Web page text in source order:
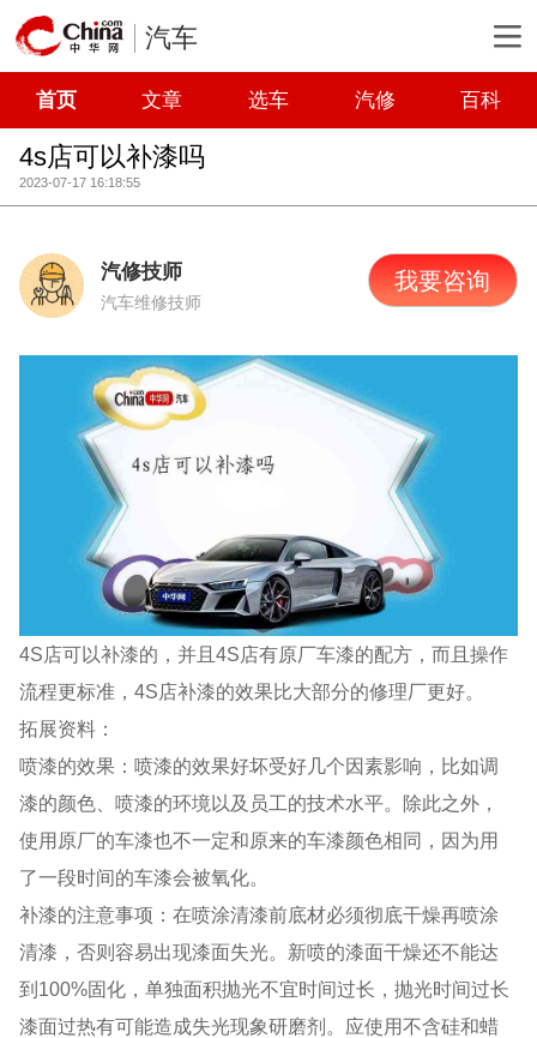
汽车
首页 文章 选车 汽修 百科
4s店可以补漆吗
2023-07-17 16:18:55
汽修技师
汽车维修技师
我要咨询
4S店可以补漆的，并且4S店有原厂车漆的配方，而且操作
流程更标准，4S店补漆的效果比大部分的修理厂更好。
拓展资料：
喷漆的效果：喷漆的效果好坏受好几个因素影响，比如调
漆的颜色、喷漆的环境以及员工的技术水平。除此之外，
使用原厂的车漆也不一定和原来的车漆颜色相同，因为用
了一段时间的车漆会被氧化。
补漆的注意事项：在喷涂清漆前底材必须彻底干燥再喷涂
清漆，否则容易出现漆面失光。新喷的漆面干燥还不能达
到100%固化，单独面积抛光不宜时间过长，抛光时间过长
漆面过热有可能造成失光现象研磨剂。应使用不含硅和蜡